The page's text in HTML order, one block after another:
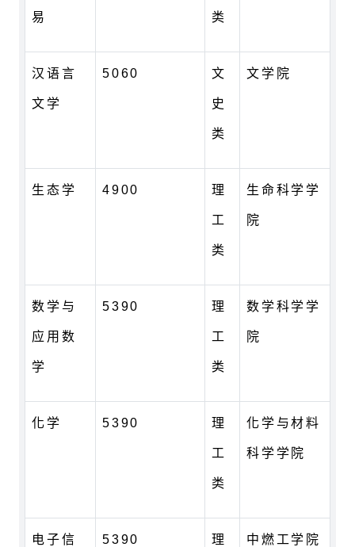
易 类
汉语言
文学
5060 文
史
类
文学院
生态学 4900 理
工
类
生命科学学
院
数学与
应用数
学
5390 理
工
类
数学科学学
院
化学 5390 理
工
类
化学与材料
科学学院
电子信 5390 理 中燃工学院